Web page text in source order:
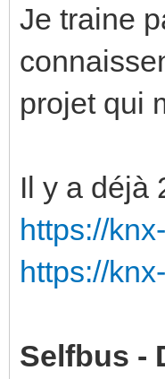
Je traine
projet qui
Il y a déjà
https://
https://
Selfbus -